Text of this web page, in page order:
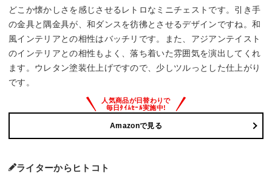
どこか懐かしさを感じさせるレトロなミニチェストです。引き手
の金具と隅金具が、和ダンスを彷彿とさせるデザインですね。和
風インテリアとの相性はバッチリです。また、アジアンテイスト
のインテリアとの相性もよく、落ち着いた雰囲気を演出してくれ
ます。ウレタン塗装仕上げですので、少しツルっとした仕上がり
です。
Amazonで見る
ライターからヒトコト